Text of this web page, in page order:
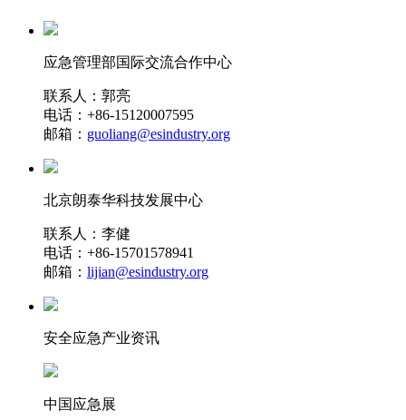
应急管理部国际交流合作中心
联系人：郭亮
电话：+86-15120007595
邮箱： guoliang@esindustry.org
北京朗泰华科技发展中心
联系人：李健
电话：+86-15701578941
邮箱： lijian@esindustry.org
安全应急产业资讯
中国应急展